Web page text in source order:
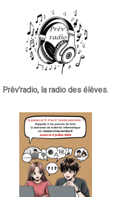
Prèv'radio, la radio des élèves.